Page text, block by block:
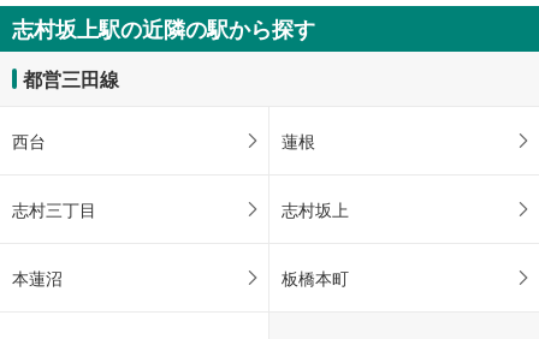
志村坂上駅の近隣の駅から探す
都営三田線
西台 蓮根
志村三丁目 志村坂上
本蓮沼 板橋本町